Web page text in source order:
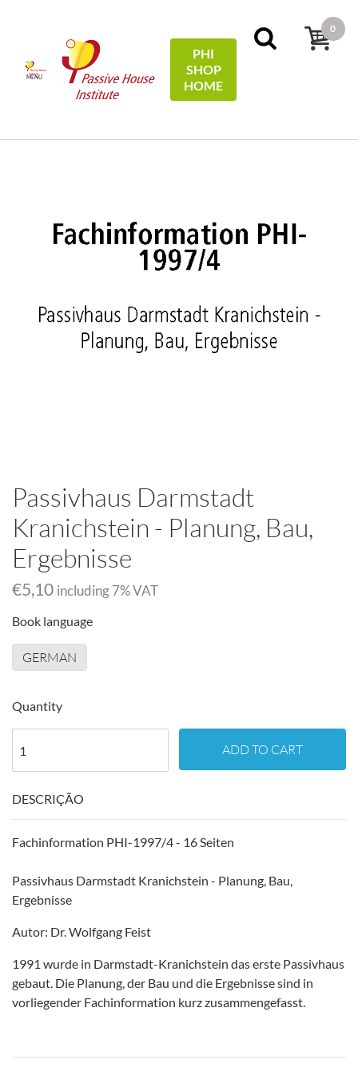
MENU
PHI
SHOP
HOME
0
Technical Information
Passivhaus Darmstadt
Passivhaus Darmstadt
Kranichstein - Planung, Bau,
Ergebnisse
€5,10 including 7% VAT
Book language
GERMAN
Quantity
ADD TO CART
DESCRIÇÃO
Fachinformation PHI-1997/4 - 16 Seiten
Passivhaus Darmstadt Kranichstein - Planung, Bau,
Ergebnisse
Autor: Dr. Wolfgang Feist
1991 wurde in Darmstadt-Kranichstein das erste Passivhaus
gebaut. Die Planung, der Bau und die Ergebnisse sind in
vorliegender Fachinformation kurz zusammengefasst.